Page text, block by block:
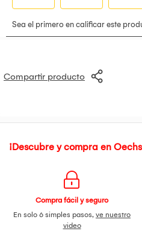
Compartir producto
¡Descubre y compra en
Compra fácil y seguro
En solo 6 simples pasos, ve nuestro
video